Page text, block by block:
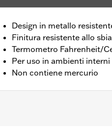
Design in metallo
Finitura resistente allo
Termometro Fahrenheit/
Per uso in ambienti interni
Non contiene mercurio